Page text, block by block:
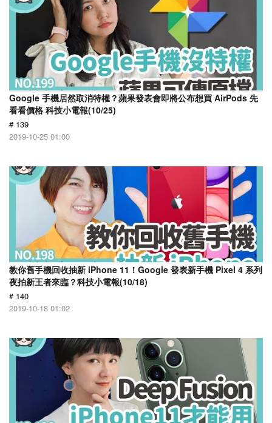
Google 手機居然取消特權？蘋果發表會即將公布想買 AirPods 先
看看價格 科技小電報(10/25)
# 139
2019-10-25 01:00
教你舊手機回收抽新 iPhone 11！Google 發表新手機 Pixel 4 系列
夜拍新王者來臨？科技小電報(10/18)
# 140
2019-10-18 01:02